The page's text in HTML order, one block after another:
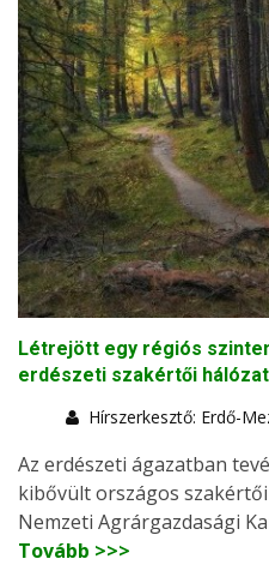
Létrejött egy régiós
erdészeti szakértői hálózat
Hírszerkesztő: Erdő-
Az erdészeti ágazatban
kibővült országos
Nemzeti Agrárgazdasági
Tovább >>>